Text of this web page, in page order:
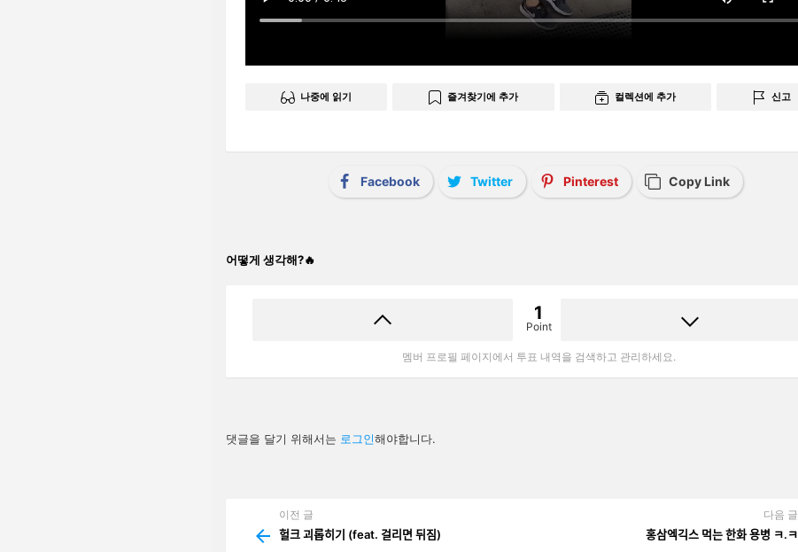
나중에 읽기 즐겨찾기에 추가 컬렉션에 추가 신고
Facebook Twitter Pinterest Copy Link
어떻게 생각해?🔥
1
Point
멤버 프로필 페이지에서 투표 내역을 검색하고 관리하세요.
답
글
댓글을 달기 위해서는 로그인해야합니다.
more
이전 글
헐크 괴롭히기 (feat. 걸리면 뒤짐)
다음 글
홍삼엑긱스 먹는 한화 용병 ㅋ.ㅋ